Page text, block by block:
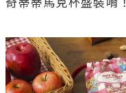
奇蒂蒂馬克杯盛裝唷！